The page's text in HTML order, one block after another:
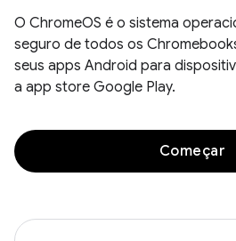
O ChromeOS é o sistema
seguro de todos os
seus apps Android para
a app store Google Play.
Começar